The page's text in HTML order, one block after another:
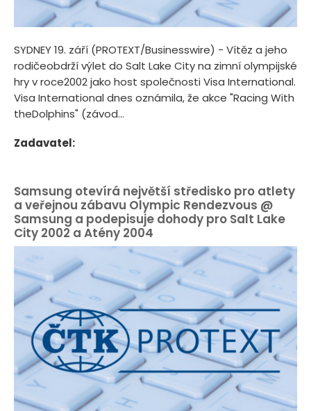
SYDNEY 19. září (PROTEXT/Businesswire) - Vítěz a jeho
rodičeobdrží výlet do Salt Lake City na zimní olympijské
hry v roce2002 jako host společnosti Visa International.
Visa International dnes oznámila, že akce "Racing With
theDolphins" (závod...
Zadavatel:
Samsung otevírá největší středisko pro atlety
a veřejnou zábavu Olympic Rendezvous @
Samsung a podepisuje dohody pro Salt Lake
City 2002 a Atény 2004